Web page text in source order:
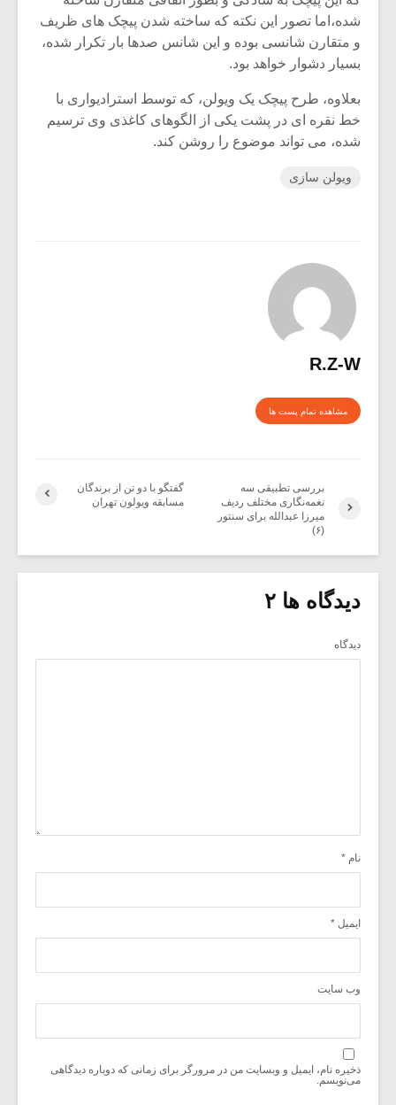
شده،اما تصور این نکته که ساخته شدن پیچک های ظریف
و متقارن شانسی بوده و این شانس صدها بار تکرار شده،
بسیار دشوار خواهد بود.
بعلاوه، طرح پیچک یک ویولن، که توسط استرادیواری با
خط نقره ای در پشت یکی از الگوهای کاغذی وی ترسیم
شده، می تواند موضوع را روشن کند.
ویولن سازی
R.Z-W
مشاهده تمام پست ها
گفتگو با دو تن از برندگان
مسابقه ویولون تهران
بررسی تطبیقی سه
نغمه‌نگاری مختلف ردیف
میرزا عبدالله برای سنتور
(۶)
دیدگاه ها ۲
دیدگاه
نام *
ایمیل *
وب‌ سایت
ذخیره نام، ایمیل و وبسایت من در مرورگر برای زمانی که دوباره دیدگاهی
می‌نویسم.